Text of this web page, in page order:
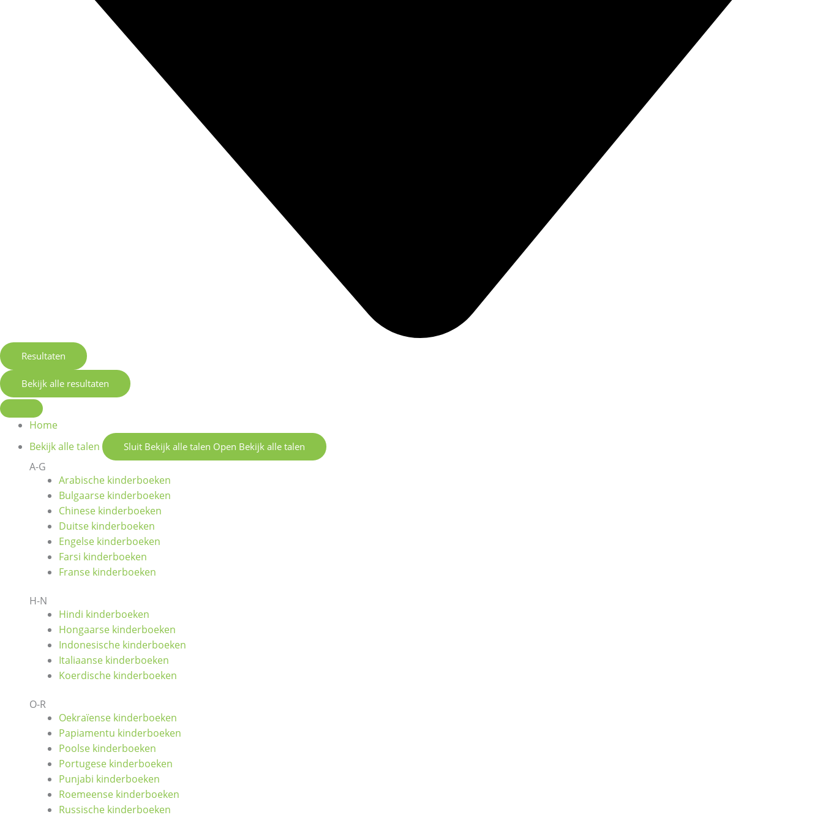
Resultaten
Bekijk alle resultaten
Home
Bekijk alle talen
Sluit Bekijk alle talen Open Bekijk alle talen
A-G
Arabische kinderboeken
Bulgaarse kinderboeken
Chinese kinderboeken
Duitse kinderboeken
Engelse kinderboeken
Farsi kinderboeken
Franse kinderboeken
H-N
Hindi kinderboeken
Hongaarse kinderboeken
Indonesische kinderboeken
Italiaanse kinderboeken
Koerdische kinderboeken
O-R
Oekraïense kinderboeken
Papiamentu kinderboeken
Poolse kinderboeken
Portugese kinderboeken
Punjabi kinderboeken
Roemeense kinderboeken
Russische kinderboeken